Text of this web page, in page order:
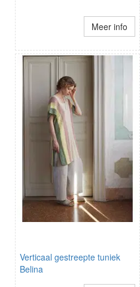
Meer info
Verticaal gestreepte tuniek
Belina